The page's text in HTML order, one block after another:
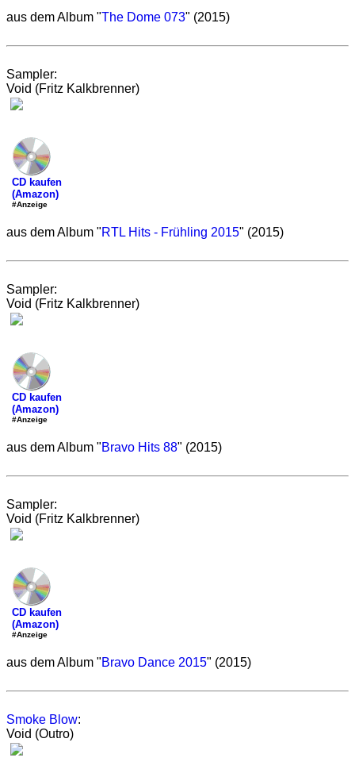
aus dem Album "The Dome 073" (2015)
Sampler:
Void (Fritz Kalkbrenner)
CD kaufen
(Amazon)
#Anzeige
aus dem Album "RTL Hits - Frühling 2015" (2015)
Sampler:
Void (Fritz Kalkbrenner)
CD kaufen
(Amazon)
#Anzeige
aus dem Album "Bravo Hits 88" (2015)
Sampler:
Void (Fritz Kalkbrenner)
CD kaufen
(Amazon)
#Anzeige
aus dem Album "Bravo Dance 2015" (2015)
Smoke Blow:
Void (Outro)